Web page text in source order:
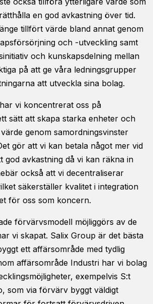
en god avkastning över tid.
tillfört värde bland annat genom
och -utveckling samt
och kunskapsdelning mellan
på att ge våra ledningsgrupper
att utveckla sina bolag.
vi koncentrerat oss på
sätt att skapa starka enheter och
genom samordningsvinster
gör att vi kan betala något mer vid
avkastning då vi kan räkna in
också att vi decentraliserar
säkerställer kvalitet i integration
för oss som koncern.
förvärvsmodell möjliggörs av de
vi skapat. Salix Group är det bästa
ett affärsområde med tydlig
affärsområde Industri har vi bolag
exempelvis S:t
som via förvärv byggt väldigt